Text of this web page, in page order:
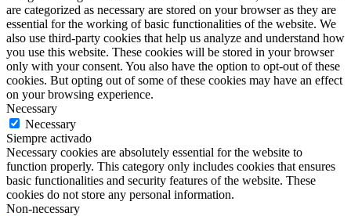
are categorized as necessary are stored on your browser as they are
essential for the working of basic functionalities of the website. We
also use third-party cookies that help us analyze and understand how
you use this website. These cookies will be stored in your browser
only with your consent. You also have the option to opt-out of these
cookies. But opting out of some of these cookies may have an effect
on your browsing experience.
Necessary
Necessary
Siempre activado
Necessary cookies are absolutely essential for the website to
function properly. This category only includes cookies that ensures
basic functionalities and security features of the website. These
cookies do not store any personal information.
Non-necessary